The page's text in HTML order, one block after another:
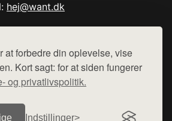
at forbedre din oplevelse, vise
Kort sagt: for at siden fungerer
og privatlivspolitik.
Indstillinger
hej@want.dk
side - vi henviser til de shops,